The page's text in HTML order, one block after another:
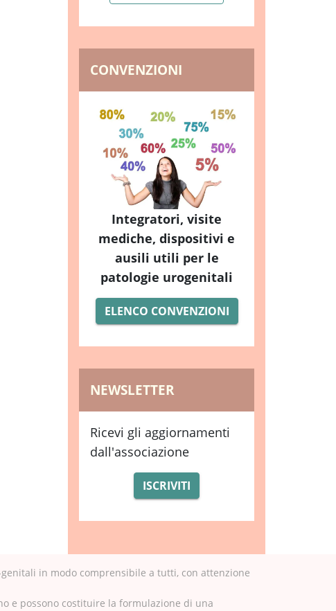
CONVENZIONI
Integratori, visite
mediche, dispositivi e
ausili utili per le
patologie urogenitali
ELENCO CONVENZIONI
NEWSLETTER
Ricevi gli aggiornamenti
dall'associazione
ISCRIVITI
in modo comprensibile a tutti, con attenzione
e possono costituire la formulazione di una